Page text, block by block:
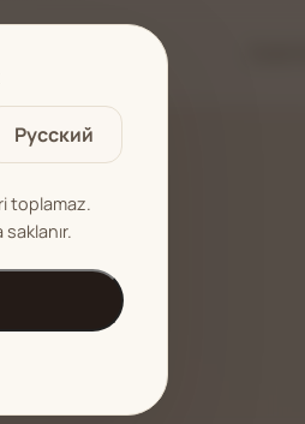
Русский
toplamaz.
saklanır.